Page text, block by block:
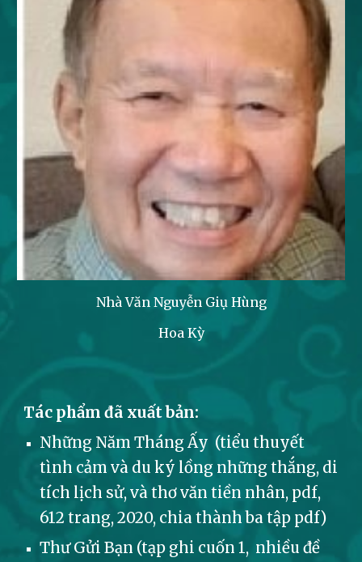
Nhà Văn Nguyễn Giụ Hùng
Hoa Kỳ
Tác phẩm đã xuất bản:
Những Năm Tháng Ấy (tiểu thuyết
tình cảm và du ký lồng những thắng, di
tích lịch sử, và thơ văn tiền nhân, pdf,
612 trang, 2020, chia thành ba tập pdf)
Thư Gửi Bạn (tạp ghi cuốn 1, nhiều đề